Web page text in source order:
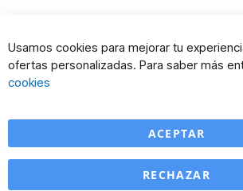
Usamos cookies para mejorar tu
ofertas personalizadas. Para saber más
cookies
ACEPTAR
RECHAZAR